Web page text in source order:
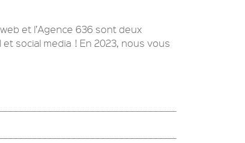
et l’Agence 636 sont deux
social media ! En 2023, nous vous